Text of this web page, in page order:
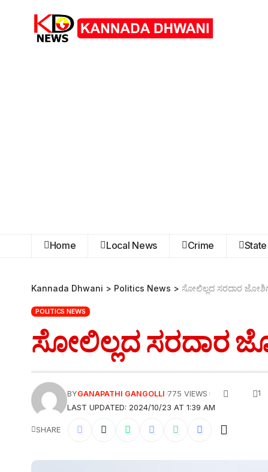
Home Local News Crime State
Kannada Dhwani > Politics News > ಸೋಲಿಲ್ಲದ ಸರದಾರ ಜೋಶಿಗೆ
POLITICS NEWS
ಸೋಲಿಲ್ಲದ ಸರದಾರ
LAST UPDATED: 2024/10/23 AT 1:39 AM
BYGANAPATHI GANGOLLI 775 VIEWS 1
SHARE